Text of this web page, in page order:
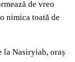
de vreo
nimica toată de
Nasiryiah, oraș